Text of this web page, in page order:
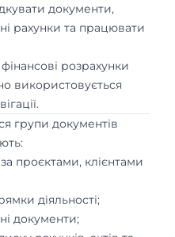
документи,
рахунки та працювати
розрахунки
використовується
групи документів
проєктами, клієнтами
діяльності;
документи;